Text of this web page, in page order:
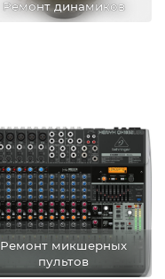
Ремонт динамиков
Ремонт микшерных
пультов